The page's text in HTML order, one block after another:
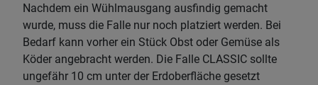
Nachdem ein Wühlmausgang ausfindig gemacht
wurde, muss die Falle nur noch platziert werden. Bei
Bedarf kann vorher ein Stück Obst oder Gemüse als
Köder angebracht werden. Die Falle CLASSIC sollte
ungefähr 10 cm unter der Erdoberfläche gesetzt